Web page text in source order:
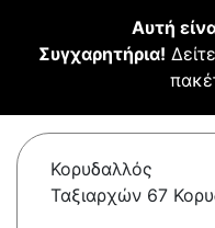
Αυτή
Συγχαρητήρια!
Κορυδαλλός
Ταξιαρχών 67